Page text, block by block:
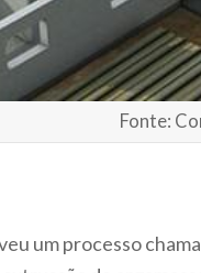
Fonte:
um processo